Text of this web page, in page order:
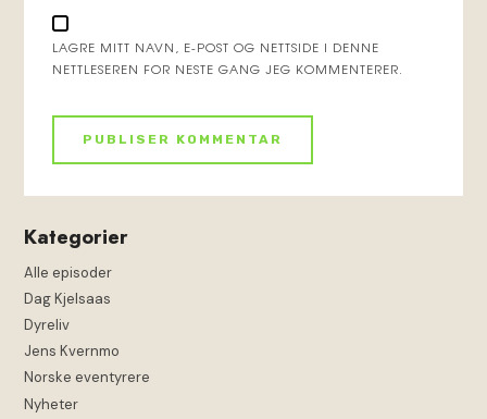
LAGRE MITT NAVN, E-POST OG NETTSIDE I DENNE
NETTLESEREN FOR NESTE GANG JEG KOMMENTERER.
Kategorier
Alle episoder
Dag Kjelsaas
Dyreliv
Jens Kvernmo
Norske eventyrere
Nyheter